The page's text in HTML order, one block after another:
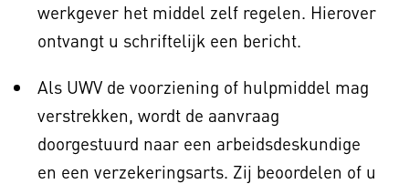
werkgever het middel zelf regelen. Hierover
ontvangt u schriftelijk een bericht.
Als UWV de voorziening of hulpmiddel mag
verstrekken, wordt de aanvraag
doorgestuurd naar een arbeidsdeskundige
en een verzekeringsarts. Zij beoordelen of u